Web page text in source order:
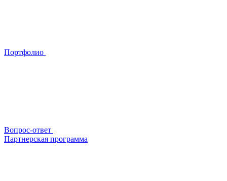
Портфолио
Вопрос-ответ
Партнерская программа